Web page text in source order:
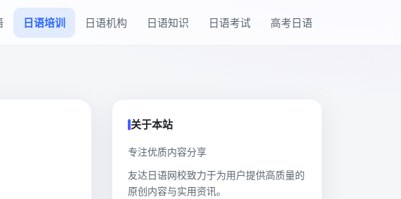
日语培训 日语机构 日语知识 日语考试 高考日语
关于本站
专注优质内容分享
友达日语网校致力于为用户提供高质量的
原创内容与实用资讯。